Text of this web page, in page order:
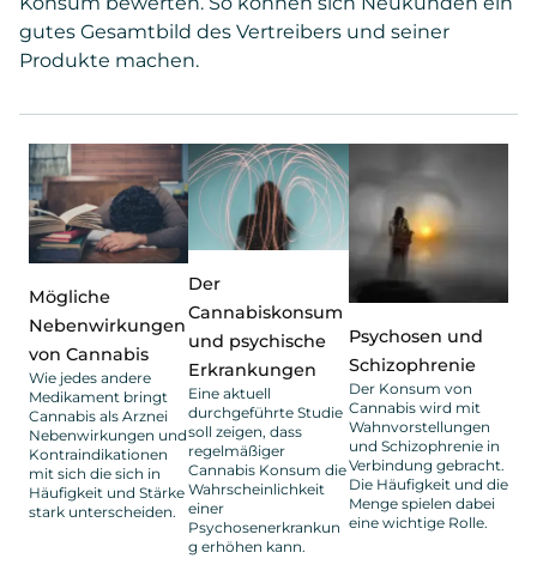
gutes Gesamtbild des Vertreibers und seiner
Produkte machen.
Mögliche
Nebenwirkungen
von Cannabis
Wie jedes andere
Medikament bringt
Cannabis als Arznei
Nebenwirkungen und
Kontraindikationen
mit sich die sich in
Häufigkeit und Stärke
stark unterscheiden.
Der
Cannabiskonsum
und psychische
Erkrankungen
Eine aktuell
durchgeführte Studie
soll zeigen, dass
regelmäßiger
Cannabis Konsum die
Wahrscheinlichkeit
einer
Psychosenerkrankun
g erhöhen kann.
Psychosen und
Schizophrenie
Der Konsum von
Cannabis wird mit
Wahnvorstellungen
und Schizophrenie in
Verbindung gebracht.
Die Häufigkeit und die
Menge spielen dabei
eine wichtige Rolle.